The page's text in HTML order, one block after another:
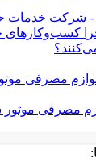
کسب‌وکارهای
مصرفی موتور